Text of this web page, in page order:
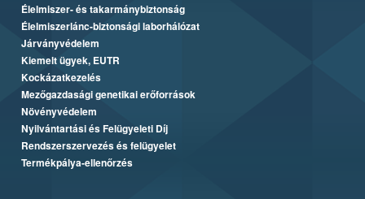
Élelmiszer- és takarmánybiztonság
Élelmiszerlánc-biztonsági laborhálózat
Járványvédelem
Kiemelt ügyek, EUTR
Kockázatkezelés
Mezőgazdasági genetikai erőforrások
Növényvédelem
Nyilvántartási és Felügyeleti Díj
Rendszerszervezés és felügyelet
Termékpálya-ellenőrzés